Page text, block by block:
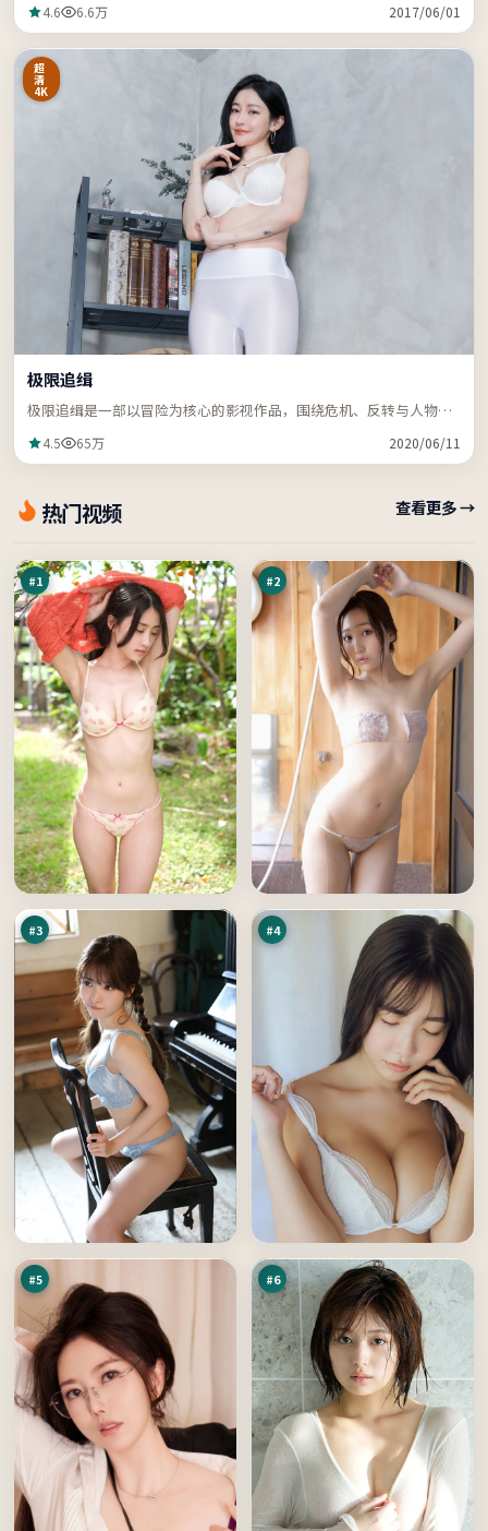
4.6 6.6万 2017/06/01
超
清
4K
极限追缉
极限追缉是一部以冒险为核心的影视作品，围绕危机、反转与人物成
4.5 65万 2020/06/11
热门视频 查看更多 →
#1
面
悬 96
#2
#3
双
生
逃
生
95
万
#4
断
桥
夜
航
船
94
万
#5
账
本
万
#6
深
空
案万